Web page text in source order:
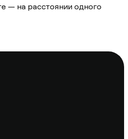
— на расстоянии одного